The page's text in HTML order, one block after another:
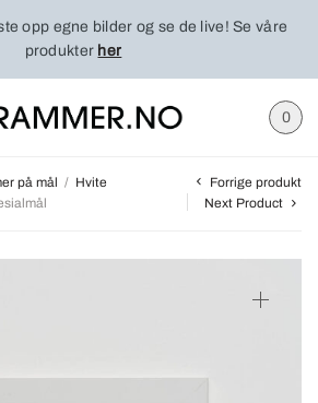
opp egne bilder og se de live! Se våre
produkter her
0
på mål / Hvite
Forrige produkt
Next Product